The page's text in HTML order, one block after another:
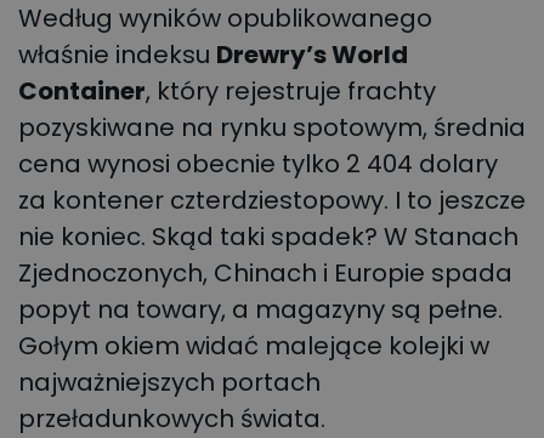
Według wyników opublikowanego
właśnie indeksu Drewry’s World
Container, który rejestruje frachty
pozyskiwane na rynku spotowym, średnia
cena wynosi obecnie tylko 2 404 dolary
za kontener czterdziestopowy. I to jeszcze
nie koniec. Skąd taki spadek? W Stanach
Zjednoczonych, Chinach i Europie spada
popyt na towary, a magazyny są pełne.
Gołym okiem widać malejące kolejki w
najważniejszych portach
przeładunkowych świata.